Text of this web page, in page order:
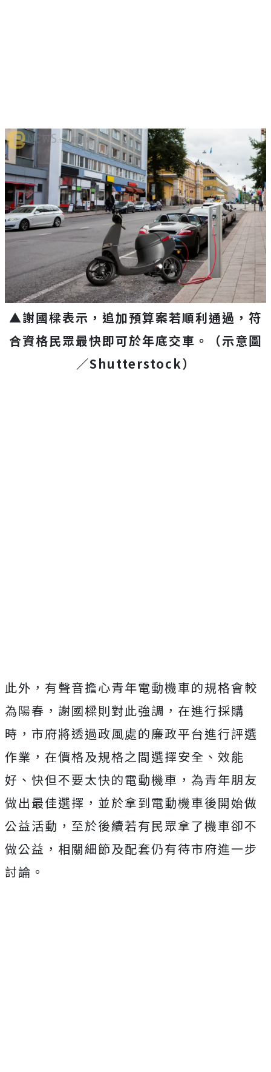
▲謝國樑表示，追加預算案若順利通過，符
合資格民眾最快即可於年底交車。（示意圖
／Shutterstock）
此外，有聲音擔心青年電動機車的規格會較
為陽春，謝國樑則對此強調，在進行採購
時，市府將透過政風處的廉政平台進行評選
作業，在價格及規格之間選擇安全、效能
好、快但不要太快的電動機車，為青年朋友
做出最佳選擇，並於拿到電動機車後開始做
公益活動，至於後續若有民眾拿了機車卻不
做公益，相關細節及配套仍有待市府進一步
討論。